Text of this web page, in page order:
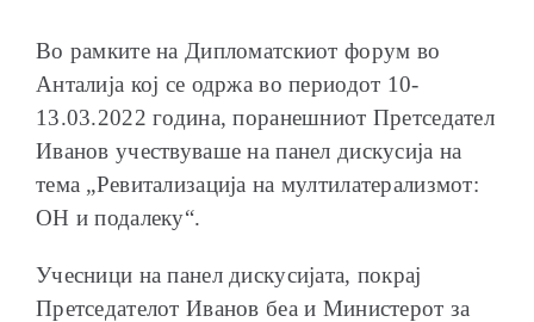
АКТИВНОСТИ
ОБРАЌАЊА
Во рамките на Дипломатскиот форум во
Анталија кој се одржа во периодот 10-
13.03.2022 година, поранешниот Претседател
Иванов учествуваше на панел дискусија на
тема „Ревитализација на мултилатерализмот:
ОН и подалеку“.
Учесници на панел дискусијата, покрај
Претседателот Иванов беа и Министерот за